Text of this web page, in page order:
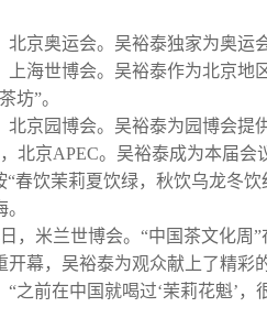
北京奥运会。吴裕泰独家为奥运
上海世博会。吴裕泰作为北京
坊”。
北京园博会。吴裕泰为园博会提
，北京APEC。吴裕泰成为本届
“春饮茉莉夏饮绿，秋饮乌龙冬
，米兰世博会。“中国茶文化周
开幕，吴裕泰为观众献上了精
“之前在中国就喝过‘茉莉花魁’